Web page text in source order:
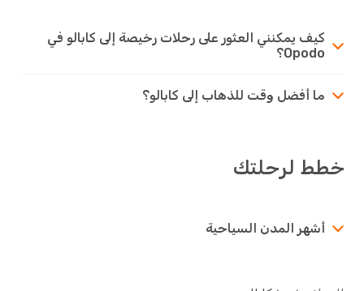
كيف يمكنني العثور على رحلات رخيصة إلى كابالو في
Opodo؟
ما أفضل وقت للذهاب إلى كابالو؟
خطط لرحلتك
أشهر المدن السياحية